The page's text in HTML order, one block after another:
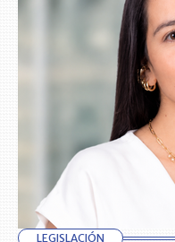
LEGISLACIÓN